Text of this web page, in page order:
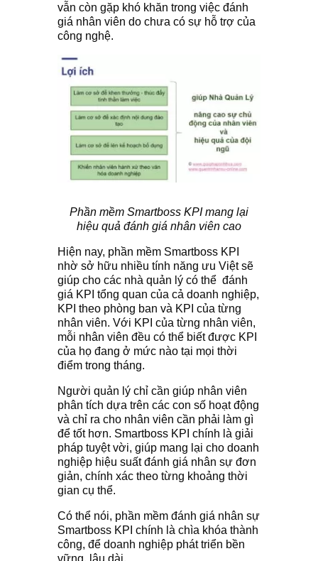
vẫn còn gặp khó khăn trong việc đánh
giá nhân viên do chưa có sự hỗ trợ của
công nghệ.
Phần mềm Smartboss KPI mang lại
hiệu quả đánh giá nhân viên cao
Hiện nay, phần mềm Smartboss KPI
nhờ sở hữu nhiều tính năng ưu Việt sẽ
giúp cho các nhà quản lý có thể đánh
giá KPI tổng quan của cả doanh nghiệp,
KPI theo phòng ban và KPI của từng
nhân viên. Với KPI của từng nhân viên,
mỗi nhân viên đều có thể biết được KPI
của họ đang ở mức nào tại mọi thời
điểm trong tháng.
Người quản lý chỉ cần giúp nhân viên
phân tích dựa trên các con số hoạt động
và chỉ ra cho nhân viên cần phải làm gì
để tốt hơn. Smartboss KPI chính là giải
pháp tuyệt vời, giúp mang lại cho doanh
nghiệp hiệu suất đánh giá nhân sự đơn
giản, chính xác theo từng khoảng thời
gian cụ thể.
Có thể nói, phần mềm đánh giá nhân sự
Smartboss KPI chính là chìa khóa thành
công, để doanh nghiệp phát triển bền